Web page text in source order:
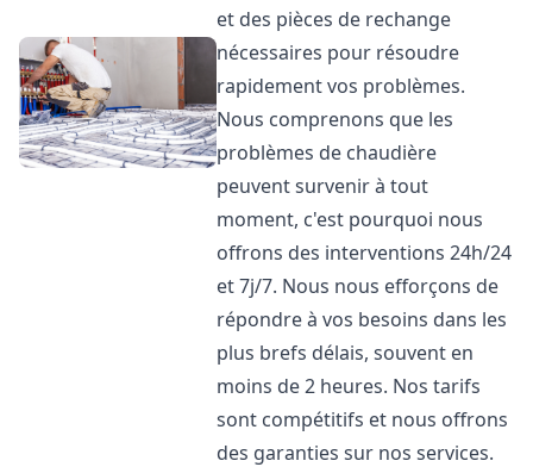
et des pièces de rechange
nécessaires pour résoudre
rapidement vos problèmes.
Nous comprenons que les
problèmes de chaudière
peuvent survenir à tout
moment, c'est pourquoi nous
offrons des interventions 24h/24
et 7j/7. Nous nous efforçons de
répondre à vos besoins dans les
plus brefs délais, souvent en
moins de 2 heures. Nos tarifs
sont compétitifs et nous offrons
des garanties sur nos services.